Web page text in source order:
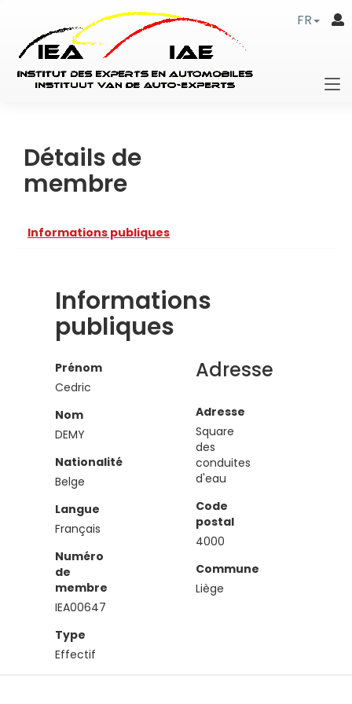
FR
Détails de
membre
Informations publiques
Informations
publiques
Prénom
Cedric
Nom
DEMY
Nationalité
Belge
Langue
Français
Numéro
de
membre
IEA00647
Type
Effectif
Adresse
Adresse
Square
des
conduites
d'eau
Code
postal
4000
Commune
Liège